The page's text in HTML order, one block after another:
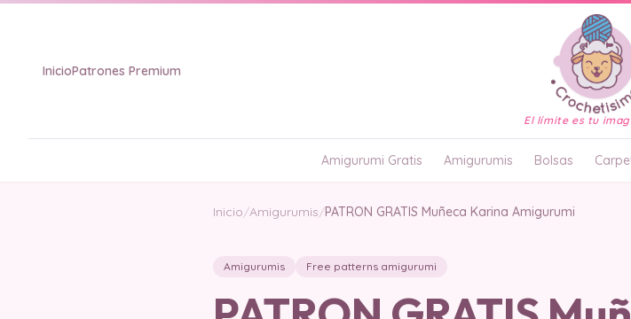
InicioPatrones Premium
El límite es tu
Amigurumi Gratis Amigurumis Bolsas
Inicio/Amigurumis/PATRON GRATIS Muñeca Karina Amigurumi
Amigurumis Free patterns amigurumi